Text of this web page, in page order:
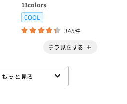
13colors
COOL
345件
チラ見をする
もっと見る